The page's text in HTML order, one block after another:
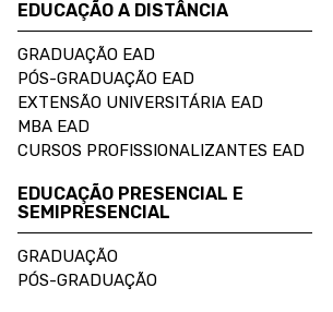
EDUCAÇÃO A DISTÂNCIA
GRADUAÇÃO EAD
PÓS-GRADUAÇÃO EAD
EXTENSÃO UNIVERSITÁRIA EAD
MBA EAD
CURSOS PROFISSIONALIZANTES EAD
EDUCAÇÃO PRESENCIAL E
SEMIPRESENCIAL
GRADUAÇÃO
PÓS-GRADUAÇÃO